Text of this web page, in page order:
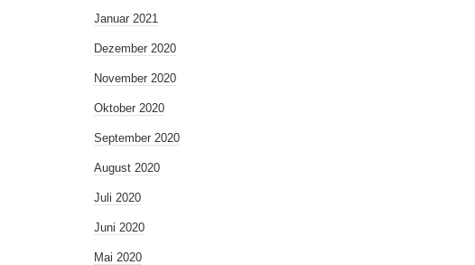
Januar 2021
Dezember 2020
November 2020
Oktober 2020
September 2020
August 2020
Juli 2020
Juni 2020
Mai 2020